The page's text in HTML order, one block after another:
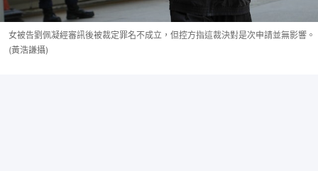
女被告劉佩凝經審訊後被裁定罪名不成立，但控方指這裁決對是次申請並無影響。
(黃浩謙攝)